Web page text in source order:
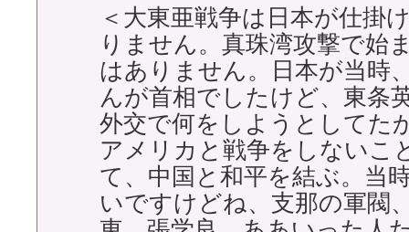
＜大東亜戦争は日本が仕掛
りません。真珠湾攻撃で始
はありません。日本が当時
んが首相でしたけど、東条
外交で何をしようとしてた
アメリカと戦争をしないこ
て、中国と和平を結ぶ。当
いですけどね、支那の軍閥